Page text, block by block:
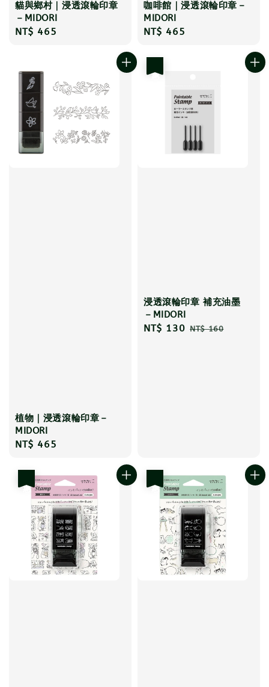
貓與鄉村｜浸透滾輪印章
－MIDORI
Regular
NT$ 465
咖啡館｜浸透滾輪印章－
MIDORI
Regular
NT$ 465
植物｜浸透滾輪印章－
MIDORI
Regular
NT$ 465
浸透滾輪印章 補充油墨
－MIDORI
Sale
NT$ 130 Regular
NT$ 160